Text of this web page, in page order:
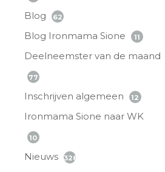
Blog 62
Blog Ironmama Sione 11
Deelneemster van de maand
77
Inschrijven algemeen 12
Ironmama Sione naar WK
10
Nieuws 328